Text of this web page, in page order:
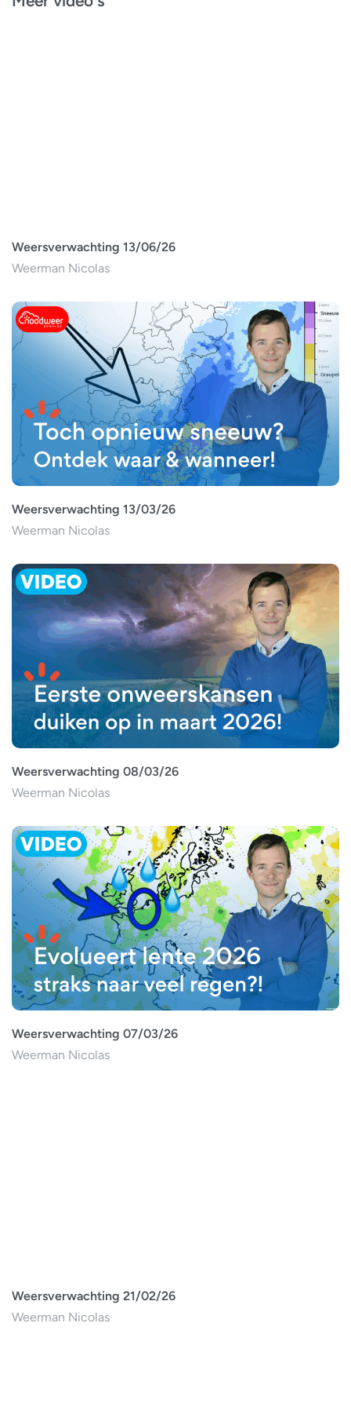
Weersverwachting 13/06/26
Weerman Nicolas
Weersverwachting 13/03/26
Weerman Nicolas
Weersverwachting 08/03/26
Weerman Nicolas
Weersverwachting 07/03/26
Weerman Nicolas
Weersverwachting 21/02/26
Weerman Nicolas